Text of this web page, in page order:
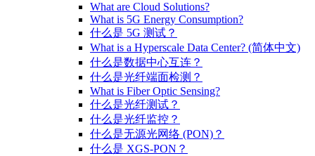
What are Cloud Solutions?
What is 5G Energy Consumption?
什么是 5G 测试？
What is a Hyperscale Data Center? (简体中文)
什么是数据中心互连？
什么是光纤端面检测？
What is Fiber Optic Sensing?
什么是光纤测试？
什么是光纤监控？
什么是无源光网络 (PON)？
什么是 XGS-PON？